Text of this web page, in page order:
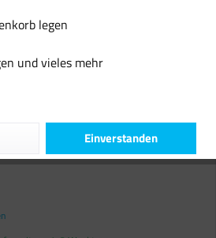
Die Jagd nach
Ein inoffizielles
Minecrafter
legen
und vieles mehr
Einverstanden